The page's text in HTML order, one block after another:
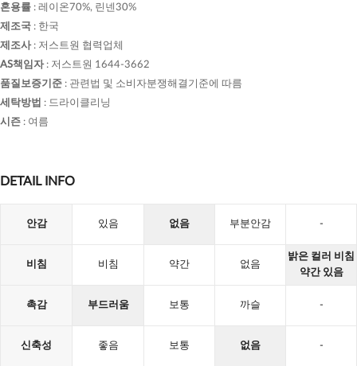
혼용률 : 레이온70%, 린넨30%
제조국 : 한국
제조사: 저스트원 협력업체
AS책임자: 저스트원 1644-3662
품질보증기준 : 관련법 및 소비자분쟁해결기준에 따름
세탁방법 : 드라이클리닝
시즌 : 여름
DETAIL INFO
안감 있음 없음 부분안감 -
비침 비침 약간 없음
밝은 컬러 비침
약간 있음
촉감 부드러움 보통 까슬 -
신축성 좋음 보통 없음 -